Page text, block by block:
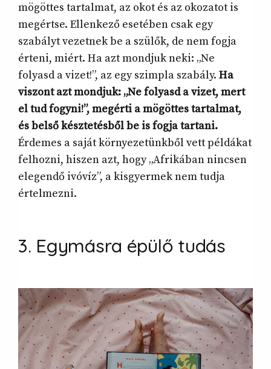
mögöttes tartalmat, az okot és az okozatot is
megértse. Ellenkező esetében csak egy
szabályt vezetnek be a szülők, de nem fogja
érteni, miért. Ha azt mondjuk neki: „Ne
folyasd a vizet!”, az egy szimpla szabály. Ha
viszont azt mondjuk: „Ne folyasd a vizet, mert
el tud fogyni!”, megérti a mögöttes tartalmat,
és belső késztetésből be is fogja tartani.
Érdemes a saját környezetünkből vett példákat
felhozni, hiszen azt, hogy „Afrikában nincsen
elegendő ivóvíz”, a kisgyermek nem tudja
értelmezni.
3. Egymásra épülő tudás